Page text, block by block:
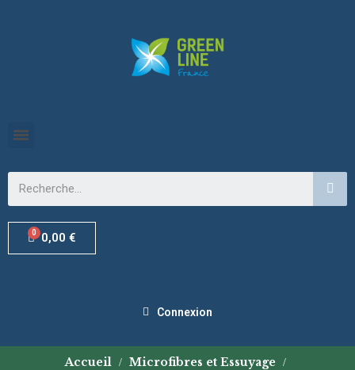
0,00 €
Connexion
Accueil
Microfibres et Essuyage